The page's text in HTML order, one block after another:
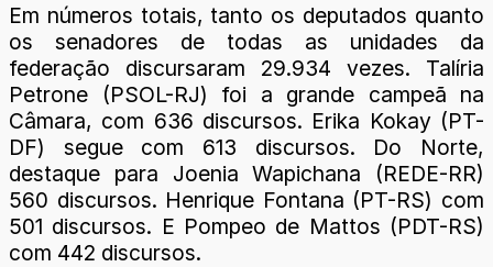
Em números totais, tanto os deputados quanto
os senadores de todas as unidades da
federação discursaram 29.934 vezes. Talíria
Petrone (PSOL-RJ) foi a grande campeã na
Câmara, com 636 discursos. Erika Kokay (PT-
DF) segue com 613 discursos. Do Norte,
destaque para Joenia Wapichana (REDE-RR)
560 discursos. Henrique Fontana (PT-RS) com
501 discursos. E Pompeo de Mattos (PDT-RS)
com 442 discursos.